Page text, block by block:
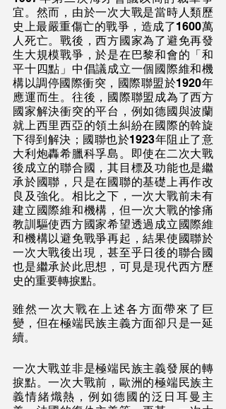
宜。然而，由於一次大戰是當時人類歷
史上最嚴重傷亡的戰爭，造成了1600萬
人死亡。戰後，西方國家為了避免再發
生大規模戰爭，於是在巴黎和會的「和
平十四點」中倡議成立一個國際維和機
構以調停國際衝突，國際聯盟於1920年
應運而生。往後，國際聯盟成為了西方
國家解決衝突的平台，例如德國與波蘭
就上西里西亞的領土糾紛在國際的斡旋
下得到解決；國聯也於1923年阻止了意
大利炮轟希臘科孚島。即使在二次大戰
後成立的聯合國，其目標及功能也是繼
承於國聯，只是在國聯的基礎上再作改
良及強化。相比之下，一次大戰前未有
建立國際維和機構，但一次大戰的慘痛
教訓驅使西方國家希望透過成立國際維
和機構以避免戰爭再起，結果使國聯於
一次大戰後出現，甚至乎日後的聯合國
也是繼承於此思想，可見是現代西方歷
史的重要轉捩點。
雖然一次大戰在上述各方面帶來了巨
變，但在極端民族主義方面卻只是一延
續。
一次大戰並非是極端民族主義發展的轉
捩點。一次大戰前，歐洲的極端民族主
義情緒熾熱，例如德國的泛日耳曼主